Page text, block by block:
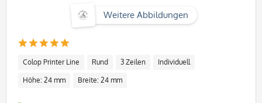
Weitere Abbildungen
Colop Printer Line Rund 3 Zeilen Individuell
Höhe: 24 mm Breite: 24 mm